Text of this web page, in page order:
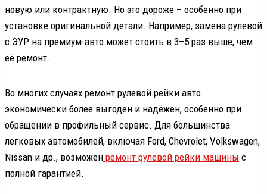
новую или контрактную. Но это дороже – особенно при
установке оригинальной детали. Например, замена рулевой
с ЭУР на премиум-авто может стоить в 3–5 раз выше, чем
её ремонт.
Во многих случаях ремонт рулевой рейки авто
экономически более выгоден и надёжен, особенно при
обращении в профильный сервис. Для большинства
легковых автомобилей, включая Ford, Chevrolet, Volkswagen,
Nissan и др., возможен ремонт рулевой рейки машины с
полной гарантией.